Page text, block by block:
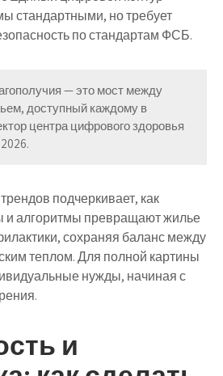
стандартными, но требует
по стандартам ФСБ.
— это мост между
доступный каждому в
центра цифрового здоровья
подчеркивает, как
и алгоритмы превращают жилье
сохраняя баланс между
теплом. Для полной картины
нужды, начиная с
и